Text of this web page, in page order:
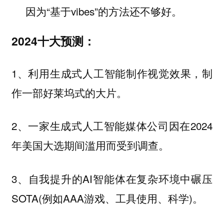
因为“基于vibes”的方法还不够好。
2024十大预测：
1、利用生成式人工智能制作视觉效果，制
作一部好莱坞式的大片。
2、一家生成式人工智能媒体公司因在2024
年美国大选期间滥用而受到调查。
3、自我提升的AI智能体在复杂环境中碾压
SOTA(例如AAA游戏、工具使用、科学)。